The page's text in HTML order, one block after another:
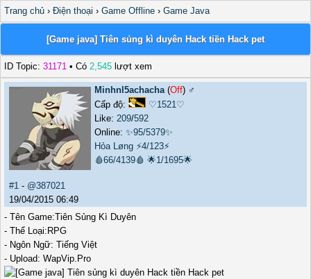
Trang chủ › Điện thoại › Game Offline › Game Java
[Game java] Tiên sủng kì duyên Hack tiền Hack pet
ID Topic: 31171 • Có 2,545 lượt xem
Minhnl5achacha(Off) ♂️
Cấp độ:
♡1521♡
Like: 209/592
Online: ✨95/5379✨
Hỏa Løng ⚡4/123⚡
🩸66/4139🩸 🌟1/1695🌟
#1 - @387021
19/04/2015 06:49
- Tên Game:Tiên Sủng Kì Duyên
- Thể Loại:RPG
- Ngôn Ngữ: Tiếng Việt
- Upload: WapVip.Pro